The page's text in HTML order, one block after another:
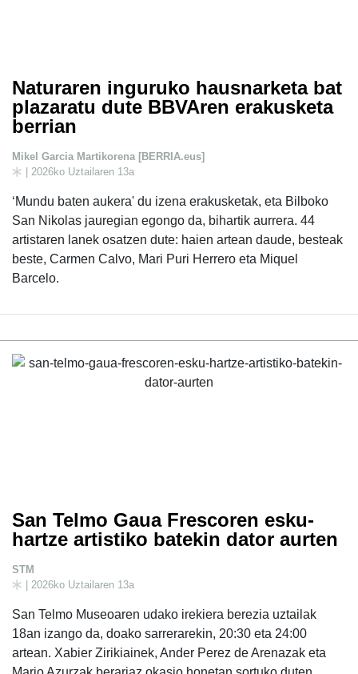
Naturaren inguruko hausnarketa bat
plazaratu dute BBVAren erakusketa
berrian
Mikel Garcia Martikorena [BERRIA.eus]
| 2026ko Uztailaren 13a
‘Mundu baten aukera' du izena erakusketak, eta Bilboko
San Nikolas jauregian egongo da, bihartik aurrera. 44
artistaren lanek osatzen dute: haien artean daude, besteak
beste, Carmen Calvo, Mari Puri Herrero eta Miquel
Barcelo.
San Telmo Gaua Frescoren esku-
hartze artistiko batekin dator aurten
STM
| 2026ko Uztailaren 13a
San Telmo Museoaren udako irekiera berezia uztailak
18an izango da, doako sarrerarekin, 20:30 eta 24:00
artean. Xabier Zirikiainek, Ander Perez de Arenazak eta